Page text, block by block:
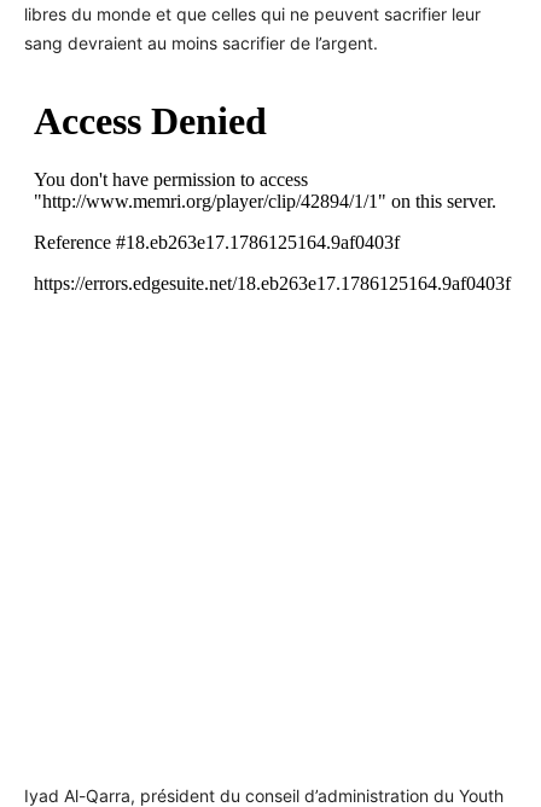
libres du monde et que celles qui ne peuvent sacrifier leur
sang devraient au moins sacrifier de l’argent.
Iyad Al-Qarra, président du conseil d’administration du Youth